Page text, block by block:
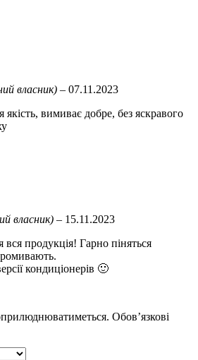
власник) – 07.11.2023
вимиває добре, без яскравого
власник) – 15.11.2023
вся продукція! Гарно піняться
кондиціонерів 🙂
Обов’язкові